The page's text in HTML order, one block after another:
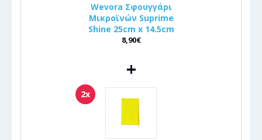
Wevora Σφουγγάρι
Μικροϊνών Suprime
Shine 25cm x 14.5cm
8,90€
+
2x